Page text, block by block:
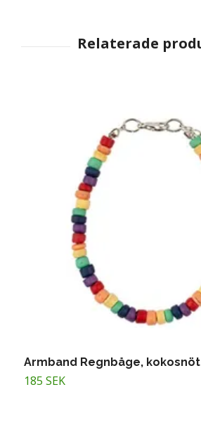
Armband Regnbåge, kokosnöt
185 SEK